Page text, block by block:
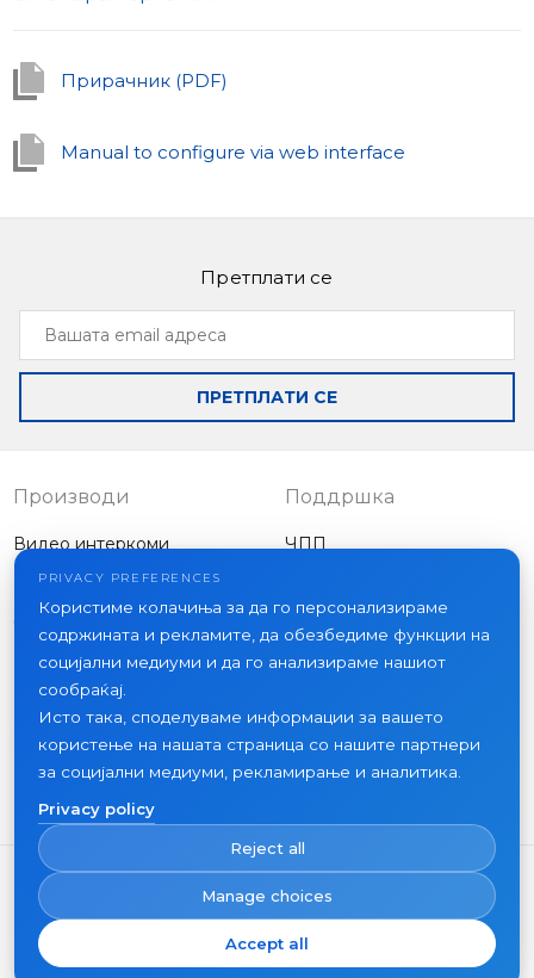
Прирачник (PDF)
Manual to configure via web interface
Претплати се
Вашата
email
адреса
ПРЕТПЛАТИ СЕ
Производи
Видео интеркоми
Надворешни панели
Друга опрема
Поддршка
ЧПП
Компанија
Вести
Контакт
Каде да купите
PRIVACY PREFERENCES
Користиме колачиња за да го персонализираме
содржината и рекламите, да обезбедиме функции на
социјални медиуми и да го анализираме нашиот
сообраќај.
Исто така, споделуваме информации за вашето
користење на нашата страница со нашите партнери
за социјални медиуми, рекламирање и аналитика.
Privacy policy
Reject all
Manage choices
Accept all